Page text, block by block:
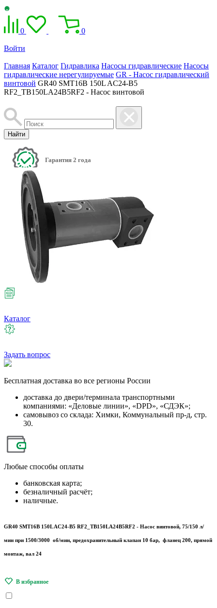
0 0
Войти
Главная Каталог Гидравлика Насосы гидравлические Насосы
гидравлические нерегулируемые GR - Насос гидравлический
винтовой GR40 SMT16B 150L AC24-B5
RF2_TB150LA24B5RF2 - Насос винтовой
Найти
Гарантия 2 года
Каталог
Задать вопрос
Бесплатная доставка во все регионы России
доставка до двери/терминала транспортными
компаниями: «Деловые линии», «DPD», «СДЭК»;
самовывоз со склада: Химки, Коммунальный пр-д, стр.
30.
Любые способы оплаты
банковская карта;
безналичный расчёт;
наличные.
GR40 SMT16B 150L AC24-B5 RF2_TB150LA24B5RF2 - Насос винтовой, 75/150 л/
мин при 1500/3000 об/мин, предохранительный клапан 10 бар, фланец 200, прямой
монтаж, вал 24